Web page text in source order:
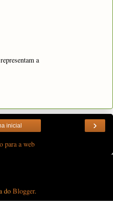
a
›
inicial
para a web
do Blogger.